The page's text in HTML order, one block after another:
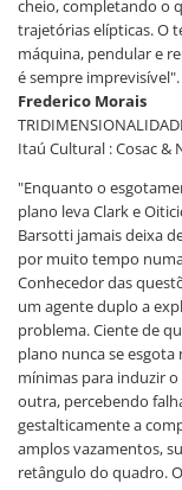
cheio, completando o
trajetórias elípticas. O
máquina, pendular e
é sempre imprevisível".
Frederico Morais
Itaú Cultural : Cosac &
"Enquanto o
plano leva Clark e
Barsotti jamais deixa
por muito tempo
Conhecedor das
um agente duplo a
problema. Ciente de
plano nunca se
mínimas para induzir
outra, percebendo
gestalticamente a
amplos vazamentos,
retângulo do quadro.